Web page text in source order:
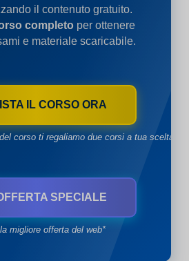
il contenuto gratuito.
completo per ottenere
e materiale scaricabile.
IL CORSO ORA
corso ti regaliamo due corsi a tua scelta*
SPECIALE
migliore offerta del web*